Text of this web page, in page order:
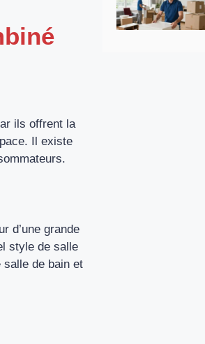
ils offrent la
Il existe
d’une grande
style de salle
salle de bain et